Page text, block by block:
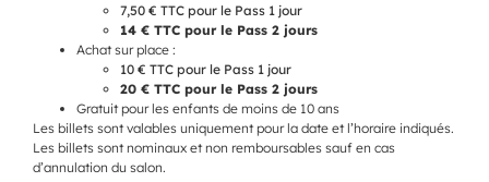
7,50 € TTC pour le Pass 1 jour
14 € TTC pour le Pass 2 jours
Achat sur place :
10 € TTC pour le Pass 1 jour
20 € TTC pour le Pass 2 jours
Gratuit pour les enfants de moins de 10 ans
Les billets sont valables uniquement pour la date et l’horaire indiqués.
Les billets sont nominaux et non remboursables sauf en cas
d’annulation du salon.